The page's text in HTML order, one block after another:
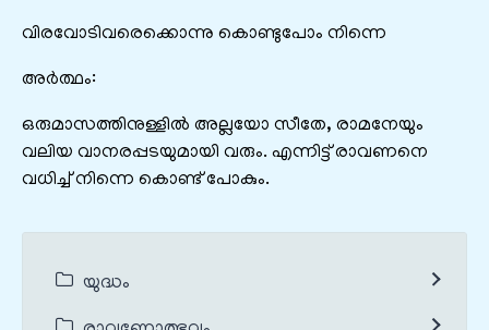
വിരവോടിവരെക്കൊന്നു കൊണ്ടുപോം നിന്നെ
അർത്ഥം:
ഒരുമാസത്തിനുള്ളിൽ അല്ലയോ സീതേ, രാമനേയും
വലിയ വാനരപ്പടയുമായി വരും. എന്നിട്ട് രാവണനെ
വധിച്ച് നിന്നെ കൊണ്ട് പോകും.
യുദ്ധം